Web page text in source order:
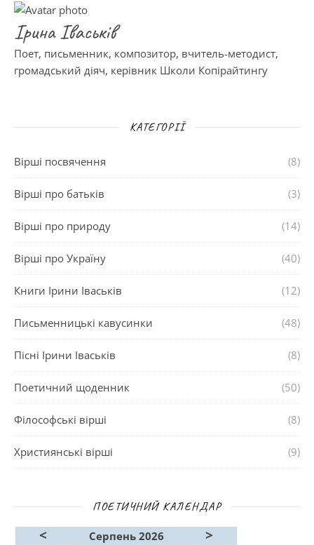
Ірина Іваськів
Поет, письменник, композитор, вчитель-методист,
громадський діяч, керівник Школи Копірайтингу
КАТЕГОРІЇ
Вірші посвячення (8)
Вірші про батьків (3)
Вірші про природу (14)
Вірші про Україну (40)
Книги Ірини Іваськів (12)
Письменницькі кавусинки (48)
Пісні Ірини Іваськів (8)
Поетичний щоденник (50)
Філософські вірші (8)
Християнські вірші (9)
ПОЕТИЧНИЙ КАЛЕНДАР
< Серпень 2026 >